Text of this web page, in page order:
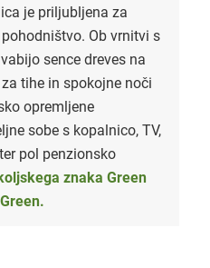
je priljubljena za
Ob vrnitvi s
sence dreves na
tihe in spokojne noči
opremljene
sobe s kopalnico, TV,
pol penzionsko
znaka Green